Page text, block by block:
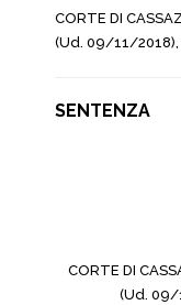
CORTE DI
(Ud. 09/11/2018),
SENTENZA
CORTE DI
(Ud. 09/